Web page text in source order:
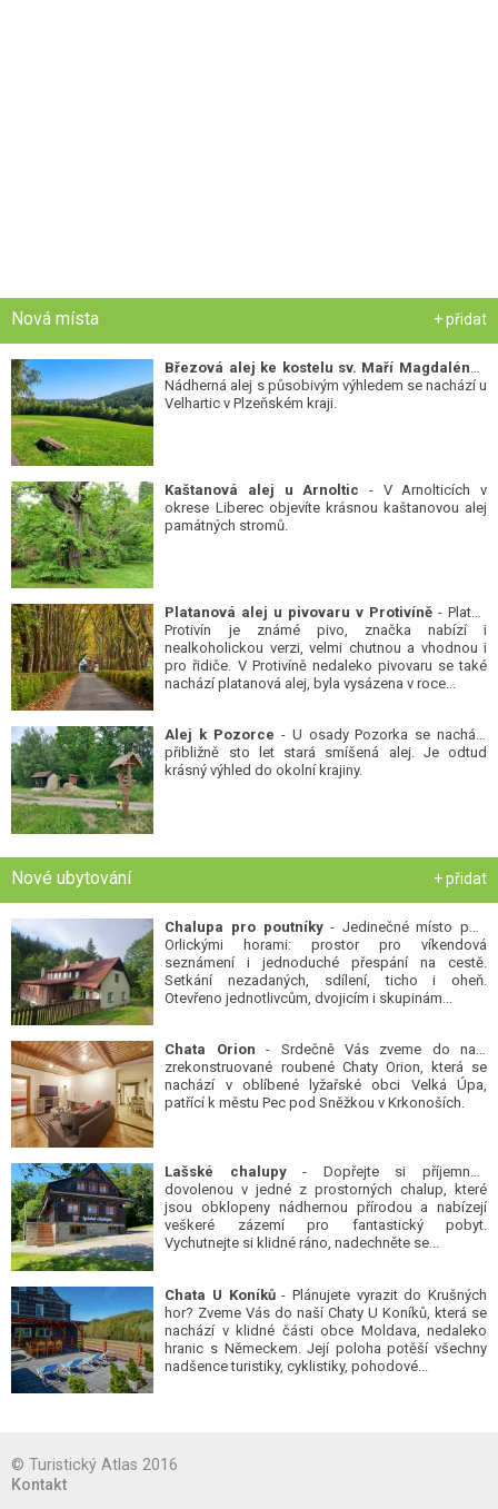
Nová místa + přidat
Nádherná alej s působivým výhledem se nachází u
Velhartic v Plzeňském kraji.
Kaštanová alej u Arnoltic - V Arnolticích v
okrese Liberec objevíte krásnou kaštanovou alej
památných stromů.
Platanová alej u pivovaru v Protivíně - Platan
Protivín je známé pivo, značka nabízí i
nealkoholickou verzi, velmi chutnou a vhodnou i
pro řidiče. V Protivíně nedaleko pivovaru se také
nachází platanová alej, byla vysázena v roce...
Alej k Pozorce - U osady Pozorka se nachází
přibližně sto let stará smíšená alej. Je odtud
krásný výhled do okolní krajiny.
Nové ubytování + přidat
Chalupa pro poutníky- Jedinečné místo pod
Orlickými horami: prostor pro víkendová
seznámení i jednoduché přespání na cestě.
Setkání nezadaných, sdílení, ticho i oheň.
Otevřeno jednotlivcům, dvojicím i skupinám...
Chata Orion - Srdečně Vás zveme do naší
zrekonstruované roubené Chaty Orion, která se
nachází v oblíbené lyžařské obci Velká Úpa,
patřící k městu Pec pod Sněžkou v Krkonoších.
Lašské chalupy- Dopřejte si příjemnou
dovolenou v jedné z prostorných chalup, které
jsou obklopeny nádhernou přírodou a nabízejí
veškeré zázemí pro fantastický pobyt.
Vychutnejte si klidné ráno, nadechněte se...
Chata U Koníků- Plánujete vyrazit do Krušných
hor? Zveme Vás do naší Chaty U Koníků, která se
nachází v klidné části obce Moldava, nedaleko
hranic s Německem. Její poloha potěší všechny
nadšence turistiky, cyklistiky, pohodové...
© Turistický Atlas 2016
Kontakt